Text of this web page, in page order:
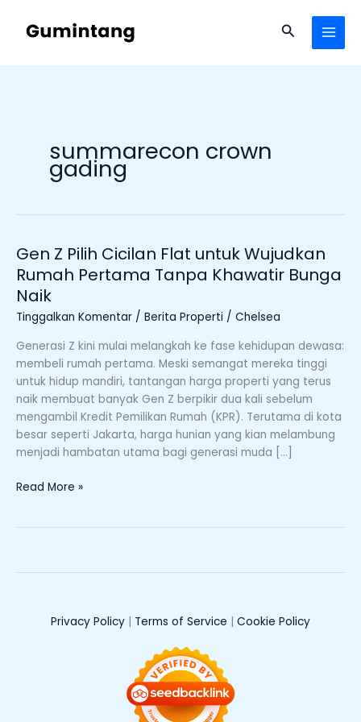
konten
Cari
summarecon crown
gading
Gen Z Pilih Cicilan Flat untuk Wujudkan
Rumah Pertama Tanpa Khawatir Bunga
Naik
Tinggalkan Komentar / Berita Properti / Chelsea
Generasi Z kini mulai melangkah ke fase kehidupan dewasa:
membeli rumah pertama. Meski semangat mereka tinggi
untuk hidup mandiri, tantangan harga properti yang terus
naik membuat banyak Gen Z berpikir dua kali sebelum
mengambil Kredit Pemilikan Rumah (KPR). Terutama di kota
besar seperti Jakarta, harga hunian yang kian melambung
menjadi hambatan utama bagi generasi muda […]
Gen
Z
Cicilan
Flat
untuk
Wujudkan
Rumah
Pertama
Khawatir
Bunga
Read More »
Privacy Policy | Terms of Service | Cookie Policy